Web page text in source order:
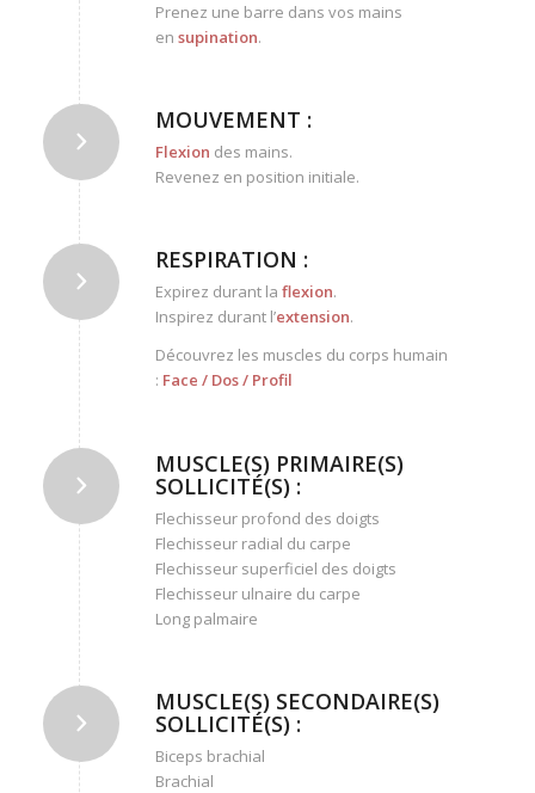
Prenez une barre dans vos mains
en supination.
MOUVEMENT :
Flexion des mains.
Revenez en position initiale.
RESPIRATION :
Expirez durant la flexion.
Inspirez durant l’extension.
Découvrez les muscles du corps humain
: Face / Dos/ Profil
MUSCLE(S) PRIMAIRE(S)
SOLLICITÉ(S) :
Flechisseur profond des doigts
Flechisseur radial du carpe
Flechisseur superficiel des doigts
Flechisseur ulnaire du carpe
Long palmaire
MUSCLE(S) SECONDAIRE(S)
SOLLICITÉ(S) :
Biceps brachial
Brachial